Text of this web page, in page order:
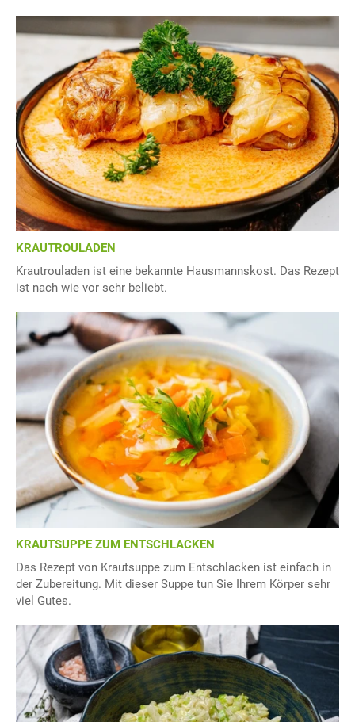
KRAUTROULADEN
Krautrouladen ist eine bekannte Hausmannskost. Das Rezept
ist nach wie vor sehr beliebt.
KRAUTSUPPE ZUM ENTSCHLACKEN
Das Rezept von Krautsuppe zum Entschlacken ist einfach in
der Zubereitung. Mit dieser Suppe tun Sie Ihrem Körper sehr
viel Gutes.